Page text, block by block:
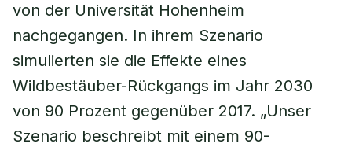
von der Universität Hohenheim
nachgegangen. In ihrem Szenario
simulierten sie die Effekte eines
Wildbestäuber-Rückgangs im Jahr 2030
von 90 Prozent gegenüber 2017. „Unser
Szenario beschreibt mit einem 90-